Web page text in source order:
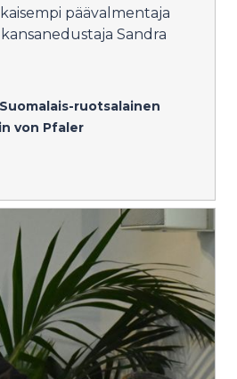
päävalmentaja
Sandra
ruotsalainen
von Pfaler